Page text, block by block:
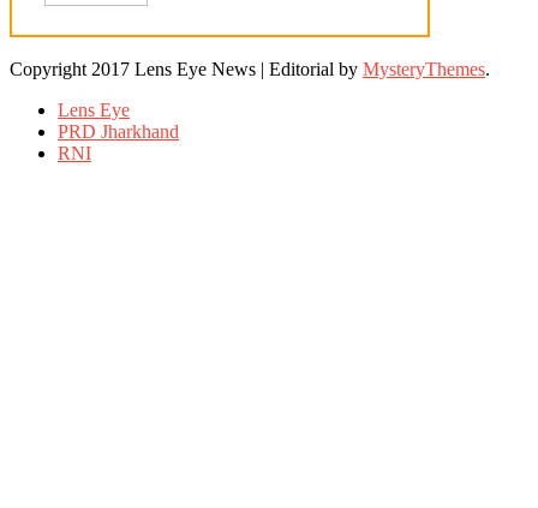
Copyright 2017 Lens Eye News | Editorial by MysteryThemes.
Lens Eye
PRD Jharkhand
RNI